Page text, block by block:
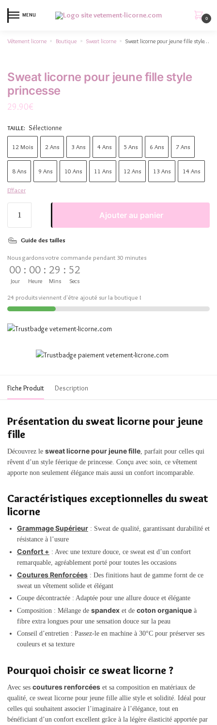
MENU
0
Vêtement licorne » Boutique » Sweat licorne » Sweat licorne pour jeune fille style princesse
Sweat licorne pour jeune fille style
princesse
29.90€
TAILLE: Sélectionne
12 Mois 2 Ans 3 Ans 4 Ans 5 Ans 6 Ans 7 Ans
8 Ans 9 Ans 10 Ans 11 Ans 12 Ans 13 Ans 14 Ans
Effacer
Ajouter au panier
Guide des tailles
Nous gardons votre commande pendant 30 minutes
00
Jour
: 00
Heure
: 29
Mins
: 52
Secs
24 produits viennent d'être ajouté sur la boutique !
Fiche Produit Description
Présentation du sweat licorne pour jeune
fille
Découvrez le sweat licorne pour jeune fille, parfait pour celles qui
rêvent d’un style féerique de princesse. Conçu avec soin, ce vêtement
apporte non seulement élégance mais aussi un confort incomparable.
Caractéristiques exceptionnelles du sweat
licorne
Grammage Supérieur : Sweat de qualité, garantissant durabilité et
résistance à l’usure
Confort + : Avec une texture douce, ce sweat est d’un confort
remarquable, agréablement porté pour toutes les occasions
Coutures Renforcées : Des finitions haut de gamme fornt de ce
sweat un vêtement solide et élégant
Coupe décontractée : Adaptée pour une allure douce et élégante
Composition : Mélange de spandex et de coton organique à
fibre extra longues pour une sensation douce sur la peau
Conseil d’entretien : Passez-le en machine à 30°C pour préserver ses
couleurs et sa texture
Pourquoi choisir ce sweat licorne ?
Avec ses coutures renforcées et sa composition en matériaux de
qualité, ce sweat licorne pour jeune fille allie style et solidité. Idéal pour
celles qui souhaitent associer l’imaginaire à l’élégance, tout en
bénéficiant d’un confort excellent grâce à la légère élasticité apportée par